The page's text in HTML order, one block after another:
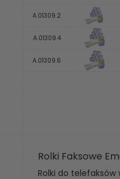
A.01309.2
A.01309.4
A.01309.6
Rolki Faksowe
Rolki do